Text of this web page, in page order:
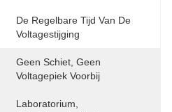
De Regelbare Tijd Van De
Voltagestijging
Geen Schiet, Geen
Voltagepiek Voorbij
Laboratorium,